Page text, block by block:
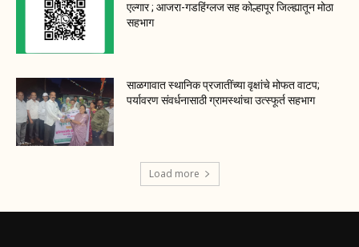
एल्गार ; आजरा-गडहिंग्लज सह कोल्हापूर जिल्ह्यातून मोठा
सहभाग
साळगावात स्थानिक प्रजातींच्या वृक्षांचे मोफत वाटप;
पर्यावरण संवर्धनासाठी ग्रामस्थांचा उत्स्फूर्त सहभाग
Load more